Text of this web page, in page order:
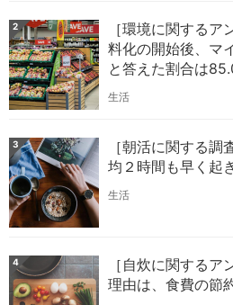
2
［環境に関する
料化の開始後、マ
と答えた割合は
生活
3
［朝活に関する
均２時間も早く起
生活
4
［自炊に関する
理由は、食費の節